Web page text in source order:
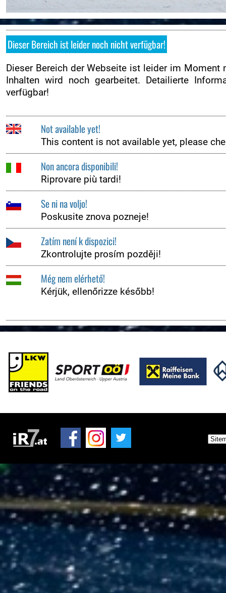
Streckenplan
Zimmernachweis
Rallyeshop
Tickets
Ticket AGB
Kontakt
ZUSEHER
Zuseherinformationen
Live-Resultate
Jännerrallye APP
Rallye-Simulator
Nennliste
Streckenplan
Rallyeshop
Tickets
Rallye-Journal
Zimmernachweis
PRESSE
Medienpartner
Pressefotos
Akkreditierung
Nennliste
Zeitplan
Streckenplan
Rallyeshop
Online-Ticketshop
Tickets
Ticket AGB
Dieser Bereich ist leider noch nicht verfügbar!
Dieser Bereich der Webseite ist leider im Moment
Inhalten wird noch gearbeitet. Detailierte
verfügbar!
Not available yet!
This content is not available yet, please
Non ancora disponibili!
Riprovare più tardi!
Se ni na voljo!
Poskusite znova pozneje!
Zatím není k dispozici!
Zkontrolujte prosím později!
Még nem elérhető!
Kérjük, ellenőrizze később!